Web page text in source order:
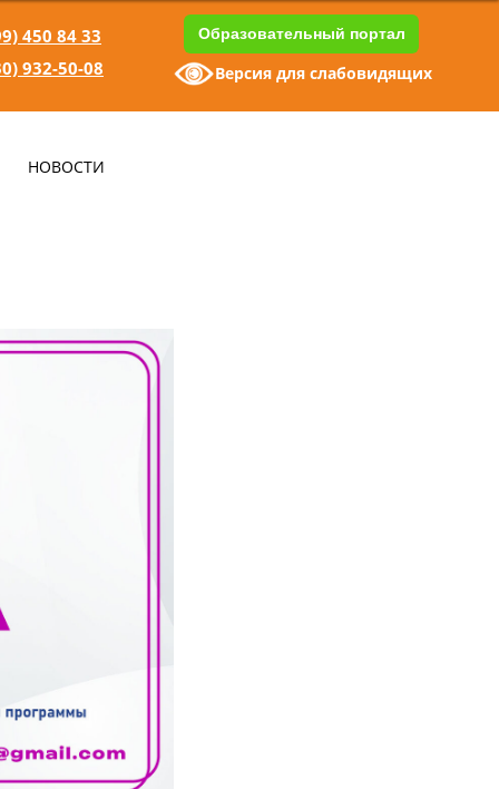
Образовательный портал
932-50-08
450 84 33
Версия для слабовидящих
НОВОСТИ